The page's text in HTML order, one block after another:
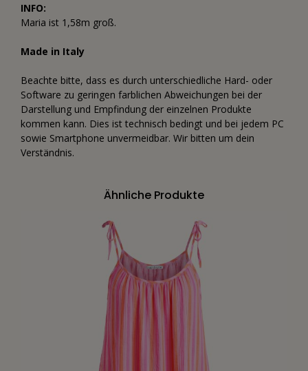
INFO:
Maria ist 1,58m groß.
Made in Italy
Beachte bitte, dass es durch unterschiedliche Hard- oder
Software zu geringen farblichen Abweichungen bei der
Darstellung und Empfindung der einzelnen Produkte
kommen kann. Dies ist technisch bedingt und bei jedem PC
sowie Smartphone unvermeidbar. Wir bitten um dein
Verständnis.
Ähnliche Produkte